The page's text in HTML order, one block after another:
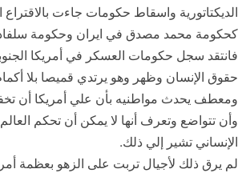
الديكتاتورية واسقاط حكومات جاءت بالاقتراع
كحكومة محمد مصدق في ايران وحكومة
فانتقد سجل حكومات العسكر في أمريكا
حقوق الإنسان وظهر وهو يرتدي قميصا بلا
ومعطف يحدث مواطنيه بأن علي أمريكا أن
وأن تتواضع وتعرف أنها لا يمكن أن تحكم
الإنساني تشير إلي ذلك.
لم يرق ذلك لأجيال تربت على الزهو بعظمة